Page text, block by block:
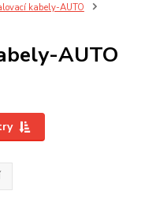
kabely-AUTO
AUTO